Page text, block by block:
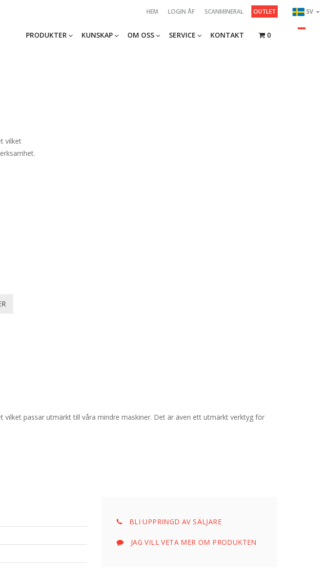
SV
HEM LOGIN ÅF SCANMINERAL OUTLET
PRODUKTER KUNSKAP OM OSS SERVICE KONTAKT 0
vilket
vilket passar utmärkt till våra mindre maskiner. Det är även ett utmärkt verktyg för
BLI UPPRINGD AV SÄLJARE
JAG VILL VETA MER OM PRODUKTEN